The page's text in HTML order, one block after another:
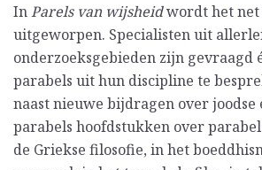
InParels van wijsheidwordt het
uitgeworpen. Specialisten uit
onderzoeksgebieden zijn gevraagd
parabels uit hun discipline te
naast nieuwe bijdragen over
parabels hoofdstukken over
de Griekse filosofie, in het